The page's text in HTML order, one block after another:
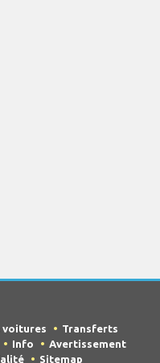
voitures
Transferts
Info
Avertissement
Sitemap